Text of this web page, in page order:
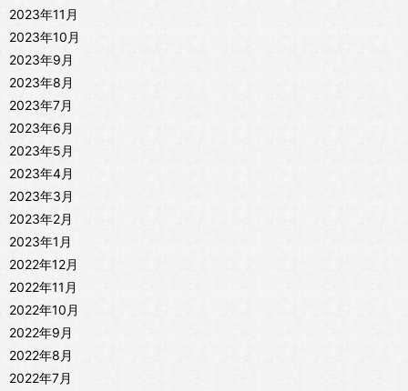
2023年11月
2023年10月
2023年9月
2023年8月
2023年7月
2023年6月
2023年5月
2023年4月
2023年3月
2023年2月
2023年1月
2022年12月
2022年11月
2022年10月
2022年9月
2022年8月
2022年7月